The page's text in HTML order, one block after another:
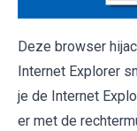
Deze browser
Internet Explorer
je de Internet
er met de